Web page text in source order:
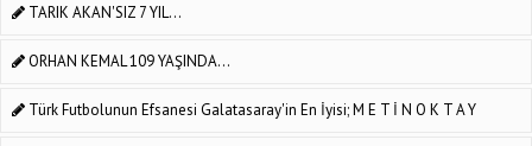
TARIK AKAN'SIZ 7 YIL...
ORHAN KEMAL 109 YAŞINDA...
Türk Futbolunun Efsanesi Galatasaray'in En İyisi; M E T İ N O K T A Y